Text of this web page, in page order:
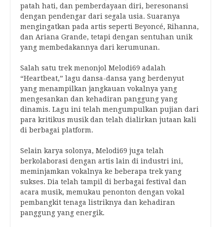
patah hati, dan pemberdayaan diri, beresonansi
dengan pendengar dari segala usia. Suaranya
mengingatkan pada artis seperti Beyoncé, Rihanna,
dan Ariana Grande, tetapi dengan sentuhan unik
yang membedakannya dari kerumunan.
Salah satu trek menonjol Melodi69 adalah
“Heartbeat,” lagu dansa-dansa yang berdenyut
yang menampilkan jangkauan vokalnya yang
mengesankan dan kehadiran panggung yang
dinamis. Lagu ini telah mengumpulkan pujian dari
para kritikus musik dan telah dialirkan jutaan kali
di berbagai platform.
Selain karya solonya, Melodi69 juga telah
berkolaborasi dengan artis lain di industri ini,
meminjamkan vokalnya ke beberapa trek yang
sukses. Dia telah tampil di berbagai festival dan
acara musik, memukau penonton dengan vokal
pembangkit tenaga listriknya dan kehadiran
panggung yang energik.